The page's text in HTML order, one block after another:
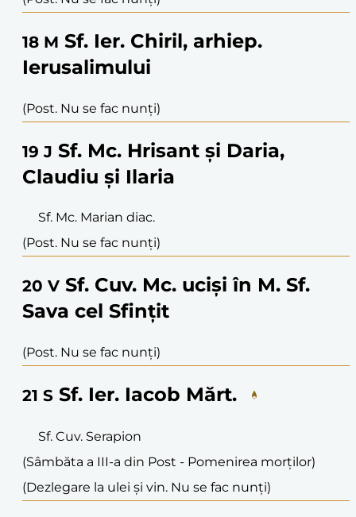
18 M Sf. Ier. Chiril, arhiep.
Ierusalimului
(Post. Nu se fac nunți)
19 J Sf. Mc. Hrisant și Daria,
Claudiu și Ilaria
Sf. Mc. Marian diac.
(Post. Nu se fac nunți)
20 V Sf. Cuv. Mc. uciși în M. Sf.
Sava cel Sfințit
(Post. Nu se fac nunți)
21 S Sf. Ier. Iacob Mărt.
Sf. Cuv. Serapion
(Sâmbăta a III-a din Post - Pomenirea morților)
(Dezlegare la ulei și vin. Nu se fac nunți)